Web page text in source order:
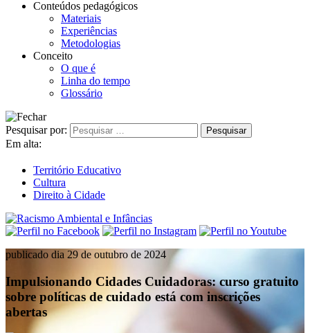
Conteúdos pedagógicos
Materiais
Experiências
Metodologias
Conceito
O que é
Linha do tempo
Glossário
Pesquisar por:
Em alta:
Território Educativo
Cultura
Direito à Cidade
publicado dia 29 de outubro de 2024
Impulsionando Cidades Cuidadoras: curso gratuito
sobre políticas de cuidado está com inscrições
abertas